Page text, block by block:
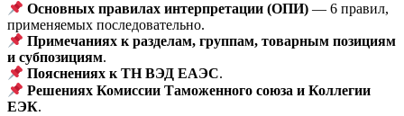
Основных правилах интерпретации (ОПИ) — 6 правил,
применяемых последовательно.
Примечаниях к разделам, группам, товарным позициям
и субпозициям.
Пояснениях к ТН ВЭД ЕАЭС.
Решениях Комиссии Таможенного союза и Коллегии
ЕЭК.